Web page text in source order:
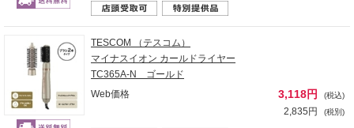
TESCOM （テスコム）
マイナスイオン カールドライヤー
TC365A-N ゴールド
Web価格
3,118円 (税込)
2,835円 (税別)